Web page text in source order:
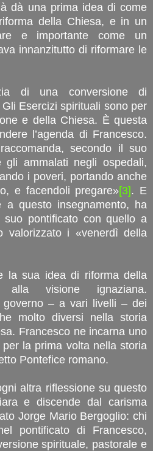
dà una prima idea di come
della Chiesa, e in un
e importante come un
innanzitutto di riformare le
di una conversione di
Esercizi spirituali sono per
e della Chiesa. È questa
l’agenda di Francesco.
secondo il suo
ammalati negli ospedali,
i poveri, portando anche
e facendoli pregare»[3]. E
a questo insegnamento, ha
pontificato con quello a
valorizzato i «venerdì della
la sua idea di riforma della
alla visione ignaziana.
– a vari livelli – dei
molto diversi nella storia
Francesco ne incarna uno
la prima volta nella storia
Pontefice romano.
altra riflessione su questo
e discende dal carisma
Jorge Mario Bergoglio: chi
pontificato di Francesco,
spirituale, pastorale e